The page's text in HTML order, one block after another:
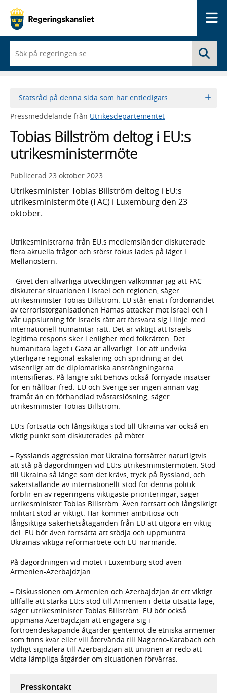
du
börjar
skriva
framträder
lista
med
sökförslag
Statsråd på denna sida som har entledigats
Pressmeddelande från Utrikesdepartementet
Tobias Billström deltog i EU:s
utrikesministermöte
Publicerad 23 oktober 2023
Utrikesminister Tobias Billström deltog i EU:s
utrikesministermöte (FAC) i Luxemburg den 23
oktober.
Utrikesministrarna från EU:s medlemsländer diskuterade
flera aktuella frågor och störst fokus lades på läget i
Mellanöstern.
– Givet den allvarliga utvecklingen välkomnar jag att FAC
diskuterar situationen i Israel och regionen, säger
utrikesminister Tobias Billström. EU står enat i fördömandet
av terroristorganisationen Hamas attacker mot Israel och i
vår uppslutning för Israels rätt att försvara sig i linje med
internationell humanitär rätt. Det är viktigt att Israels
legitima respons sker i enlighet med folkrätten. Det
humanitära läget i Gaza är allvarligt. För att undvika
ytterligare regional eskalering och spridning är det
väsentligt att de diplomatiska ansträngningarna
intensifieras. På längre sikt behövs också förnyade insatser
för en hållbar fred. EU och Sverige ser ingen annan väg
framåt än en förhandlad tvåstatslösning, säger
utrikesminister Tobias Billström.
EU:s fortsatta och långsiktiga stöd till Ukraina var också en
viktig punkt som diskuterades på mötet.
– Rysslands aggression mot Ukraina fortsätter naturligtvis
att stå på dagordningen vid EU:s utrikesministermöten. Stöd
till Ukraina så länge som det krävs, tryck på Ryssland, och
säkerställande av internationellt stöd för denna politik
förblir en av regeringens viktigaste prioriteringar, säger
utrikesminister Tobias Billström. Även fortsatt och långsiktigt
militärt stöd är viktigt. Här kommer ambitiösa och
långsiktiga säkerhetsåtaganden från EU att utgöra en viktig
del. EU bör även fortsätta att stödja och uppmuntra
Ukrainas viktiga reformarbete och EU-närmande.
På dagordningen vid mötet i Luxemburg stod även
Armenien-Azerbajdzjan.
– Diskussionen om Armenien och Azerbajdzjan är ett viktigt
tillfälle att stärka EU:s stöd till Armenien i detta utsatta läge,
säger utrikesminister Tobias Billström. EU bör också
uppmana Azerbajdzjan att engagera sig i
förtroendeskapande åtgärder gentemot de etniska armenier
som finns kvar eller vill återvända till Nagorno-Karabach och
tydligt signalera till Azerbajdzjan att unionen är redo att
vidta lämpliga åtgärder om situationen förvärras.
Presskontakt